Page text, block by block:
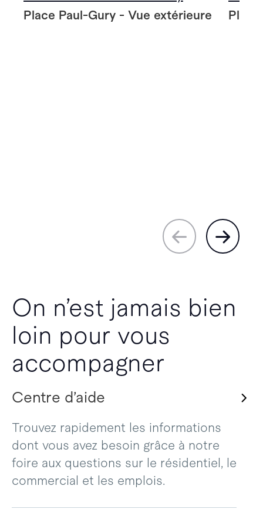
Place Paul-Gury - Vue extérieure
On n’est jamais bien
loin pour vous
accompagner
Centre d’aide
Trouvez rapidement les informations
dont vous avez besoin grâce à notre
foire aux questions sur le résidentiel, le
commercial et les emplois.